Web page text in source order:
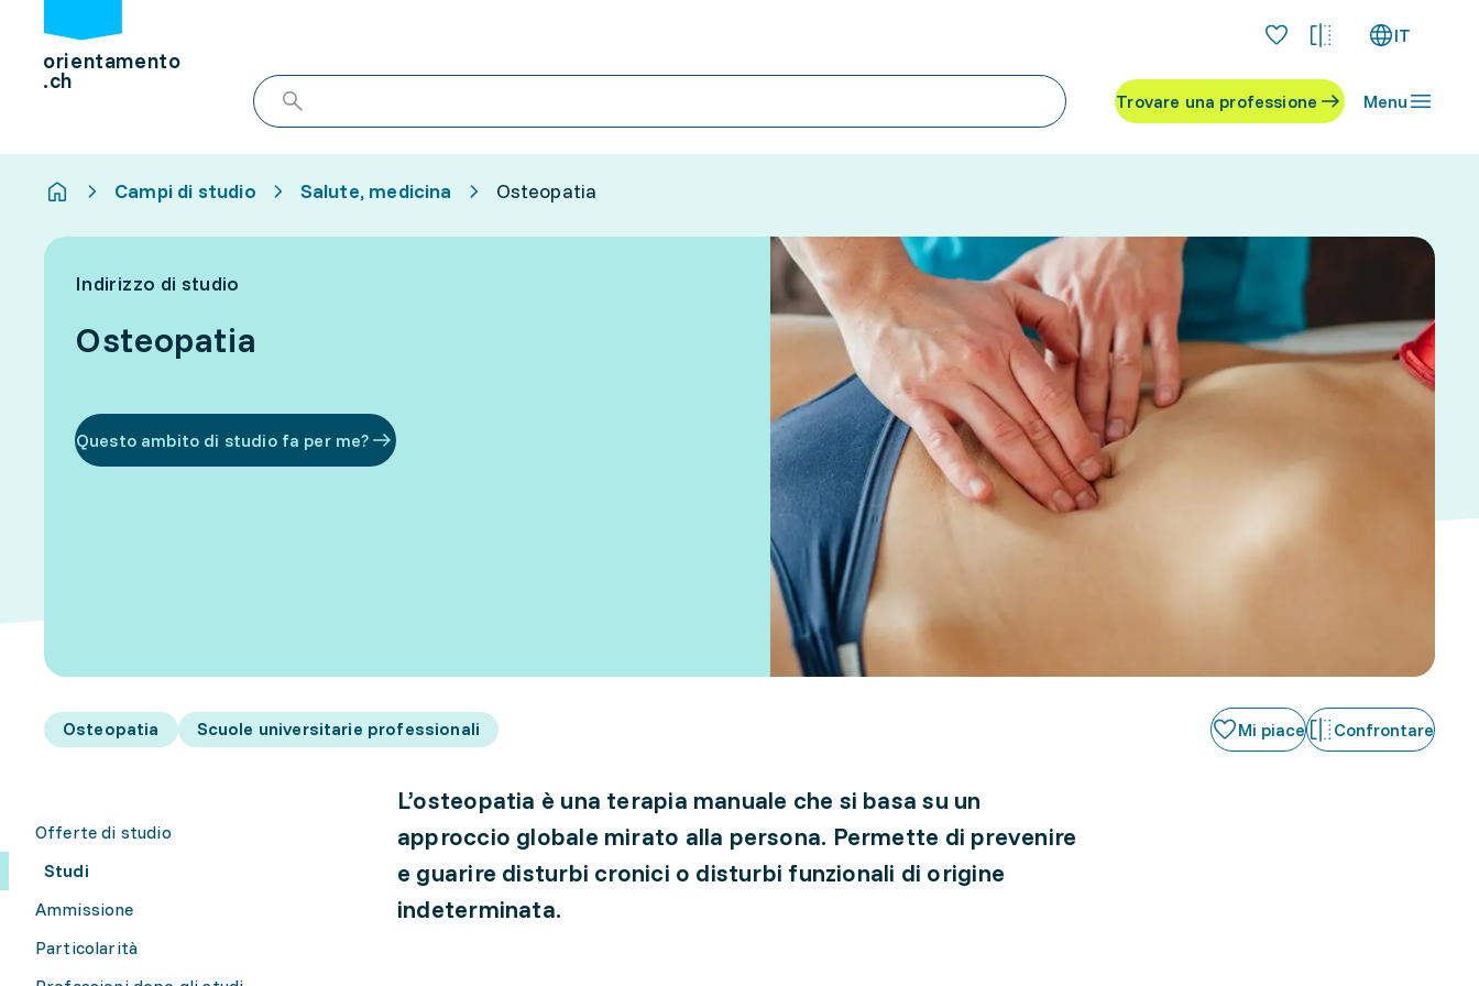
orientamento
.ch
IT
Trovare una professione Menu
Campi di studio Salute, medicina Osteopatia
Indirizzo di studio
Osteopatia
Questo ambito di studio fa per me?
Osteopatia Scuole universitarie professionali Mi piace Confrontare
Offerte di studio
Studi
Ammissione
Particolarità
L’osteopatia è una terapia manuale che si basa su un
approccio globale mirato alla persona. Permette di prevenire
e guarire disturbi cronici o disturbi funzionali di origine
indeterminata.